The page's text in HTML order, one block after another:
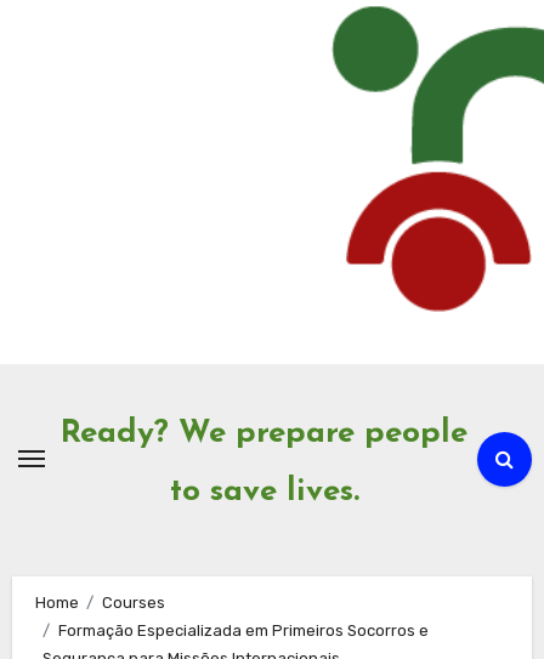
Ready? We prepare people
to save lives.
Home
Courses
Formação Especializada em Primeiros Socorros e